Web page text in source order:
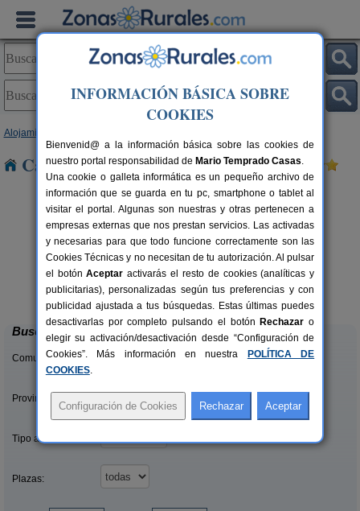
Alojamientos
Casas Rurales cerca de Nubledo
14+3 pers.
desde20 €
Casa Rural La Rectoral
Beloncio (Asturias)
Buscar
Comunidades:
Provincias/Islas:
Tipo alquiler:
Plazas:
INFORMACIÓN BÁSICA SOBRE
COOKIES
Bienvenid@ a la información básica sobre las cookies de
nuestro portal responsabilidad de Mario Temprado Casas.
Una cookie o galleta informática es un pequeño archivo de
información que se guarda en tu pc, smartphone o tablet al
visitar el portal. Algunas son nuestras y otras pertenecen a
empresas externas que nos prestan servicios. Las activadas
y necesarias para que todo funcione correctamente son las
Cookies Técnicas y no necesitan de tu autorización. Al pulsar
el botónAceptar activarás el resto de cookies (analíticas y
publicitarias), personalizadas según tus preferencias y con
publicidad ajustada a tus búsquedas. Estas últimas puedes
desactivarlas por completo pulsando el botón Rechazar o
elegir su activación/desactivación desde “Configuración de
Cookies”. Más información en nuestra
POLÍTICA DE
COOKIES.